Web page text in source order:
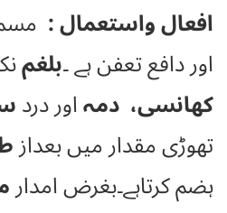
افعال واستعمال :
اور دافع تعفن ہے ۔بلغم
کھانسی، دمہاور درد
تھوڑی مقدار میں بعداز
ہضم کرتاہے۔بغرض امدار